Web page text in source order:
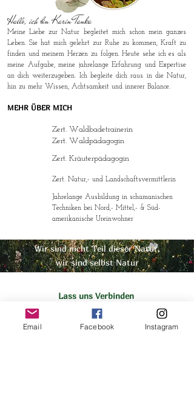
Hallo, ich bin Karin Tanka
Meine Liebe zur Natur begleitet mich schon mein ganzes
Leben. Sie hat mich gelehrt zur Ruhe zu kommen, Kraft zu
finden und meinem Herzen zu folgen. Heute sehe ich es als
meine Aufgabe, meine jahrelange Erfahrung und Expertise
an dich weiterzugeben. Ich begleite dich raus in die Natur,
hin zu mehr Wissen, Achtsamkeit und innerer Balance.
MEHR ÜBER MICH
Zert. Waldbadetrainerin
Zert. Waldpädagogin
Zert. Kräuterpädagogin
Zert. Natur,- und Landschaftsvermittlerin
Jahrelange Ausbildung in schamanischen
Techniken bei Nord,- Mittel,- & Süd-
amerikanische Ureinwohner
Wir sind nicht Teil dieser Natur,
wir sind selbst Natur
Lass uns Verbinden
Bereit für den nächsten Schritt?
Nimm Kontakt mit mir auf, ich freue mich darauf,
Email Facebook Instagram